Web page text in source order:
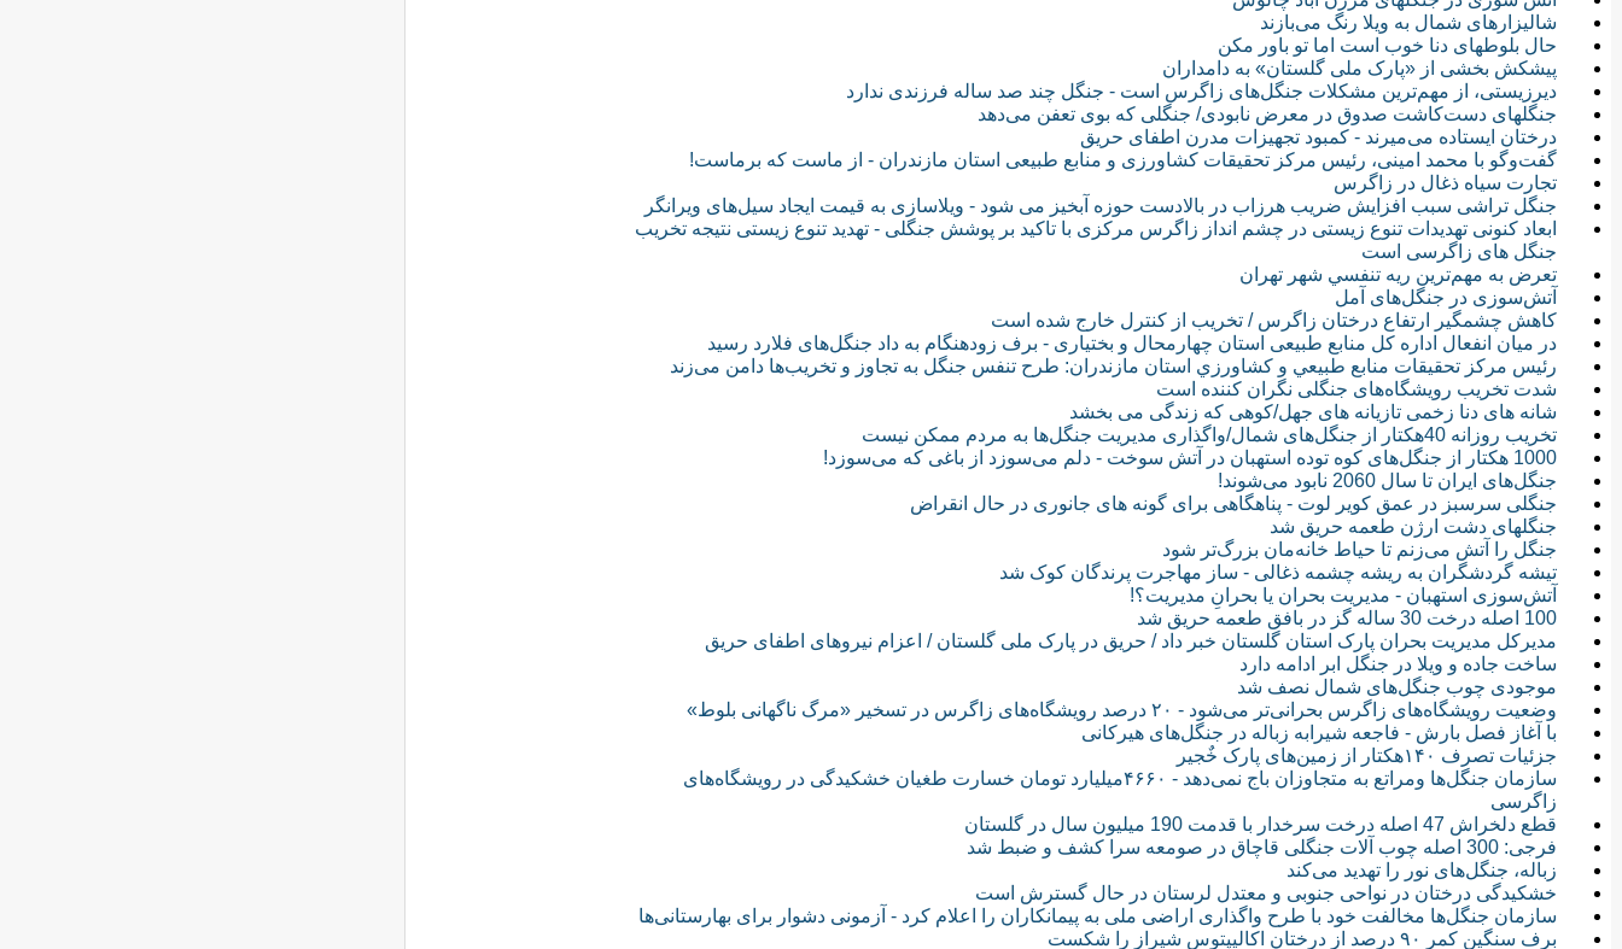
شالیزارهای شمال به ویلا رنگ می‌بازند
حال بلوطهای دنا خوب است اما تو باور مکن
پیشکش بخشی از «پارک ملی گلستان» به دامداران
دیرزیستی، از مهم‌ترین مشکلات جنگل‌های زاگرس است - جنگل چند صد ساله فرزندی ندارد
جنگلهای دست‌کاشت صدوق در معرض نابودی/ جنگلی که بوی تعفن می‌دهد
درختان ایستاده می‌میرند - کمبود تجهیزات مدرن اطفای حریق
گفت‌وگو با محمد امینی، رئیس مركز تحقیقات كشاورزی و منابع طبیعی استان مازندران - از ماست که برماست!
تجارت سياه ذغال در زاگرس
جنگل تراشی سبب افزایش ضریب هرزاب در بالادست حوزه آبخیز می شود - ویلاسازی به قیمت ایجاد سیل‌های ویرانگر
ابعاد کنونی تهدیدات تنوع زیستی در چشم انداز زاگرس مرکزی با تاکید بر پوشش جنگلی - تهدید تنوع زیستی نتیجه تخریب
جنگل های زاگرسی است
تعرض به مهم‌ترين ريه تنفسي شهر تهران
آتش‌سوزی در جنگل‌های آمل
کاهش چشمگیر ارتفاع درختان زاگرس / تخریب از کنترل خارج شده است
در میان انفعال اداره کل منابع طبیعی استان چهارمحال و بختیاری - برف زودهنگام به داد جنگل‌های فلارد رسید
رئيس مركز تحقيقات منابع طبيعي و كشاورزي استان مازندران: طرح تنفس جنگل به تجاوز و تخریب‌ها دامن می‌زند
شدت تخریب رویشگاه‌های جنگلی نگران کننده است
شانه های دنا زخمی تازیانه های جهل/کوهی که زندگی می بخشد
تخریب روزانه 40هکتار از جنگل‌های شمال/واگذاری مدیریت جنگل‌ها به مردم ممکن نیست
1000 هکتار از جنگل‌های کوه توده استهبان در آتش سوخت - دلم می‌سوزد از باغی که می‌سوزد!
جنگل‌های ایران تا سال 2060 نابود می‌شوند!
جنگلی سرسبز در عمق کویر لوت - پناهگاهی برای گونه های جانوری در حال انقراض
جنگلهای دشت ارژن طعمه حریق شد
جنگل را آتش می‌زنم تا حیاط خانه‌مان بزرگ‌تر شود
تیشه گردشگران به ریشه چشمه ذغالی - ساز مهاجرت پرندگان کوک شد
آتش‌سوزی استهبان - مدیریت بحران یا بحرانِ مدیریت؟!
100 اصله درخت 30 ساله گز در بافق طعمه حريق شد
مدیرکل مدیریت بحران پارک استان گلستان خبر داد / حریق در پارک ملی گلستان / اعزام نیروهای اطفای حریق
ساخت جاده و ویلا در جنگل ابر ادامه دارد
موجودی چوب جنگل‌های شمال نصف شد
وضعیت رویشگاه‌های زاگرس بحرانی‌تر می‌شود - ۲۰ درصد رویشگاه‌های زاگرس در تسخیر «مرگ ناگهانی بلوط»
با آغاز فصل بارش - فاجعه شیرابه زباله در جنگل‌های هیرکانی
جزئیات تصرف ۱۴۰هکتار از زمین‌های پارک خٌجیر
سازمان جنگل‌ها ومراتع به متجاوزان باج نمی‌دهد - ۴۶۶۰میلیارد تومان خسارت طغیان خشکیدگی در رویشگاه‌های
زاگرسی
قطع دلخراش 47 اصله درخت سرخدار با قدمت 190 میلیون سال در گلستان
فرجی: 300 اصله چوب آلات جنگلی قاچاق در صومعه سرا کشف و ضبط شد
زباله، جنگل‌های نور را تهدید می‌کند
‌خشکیدگی درختان در نواحی جنوبی و معتدل لرستان در حال گسترش است
سازمان جنگل‌ها مخالفت خود با طرح واگذاری اراضی ملی به پیمانکاران را اعلام کرد - آزمونی دشوار برای بهارستانی‌ها
برف سنگین کمر ۹۰ درصد از درختان اکالیپتوس شیراز را شکست